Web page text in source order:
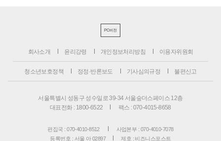
PC버전
회사소개 윤리강령 개인정보처리방침 이용자위원회
청소년보호정책 정정·반론보도 기사심의규정 불편신고
서울특별시 성동구 성수일로 39-34 서울숲더스페이스 12층
대표전화 : 1800-6522
팩스 : 070-4015-8658
편집국 : 070-4010-8512
사업본부 : 070-4010-7078
등록번호 : 서울 아 02897
제호 : 비즈니스포스트